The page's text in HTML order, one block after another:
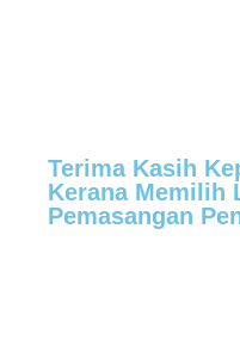
Terima Kasih
Kerana Memilih
Pemasangan